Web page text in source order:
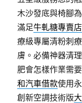
木沙發底與椅腳
滿足牛軋糖專賣店
療級專屬清粉刺
膚。必備神器清
肥會怎樣作業需
和汽車借款使用
創新空調技術版